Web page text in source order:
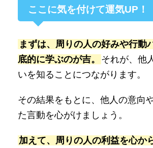
ここに気を付けて運気UP！
まずは、周りの人の好みや行動
底的に学ぶのが吉。
それが、他
いを知ることにつながります。
その結果をもとに、他人の意向
た言動を心がけましょう。
加えて、周りの人の利益を心か